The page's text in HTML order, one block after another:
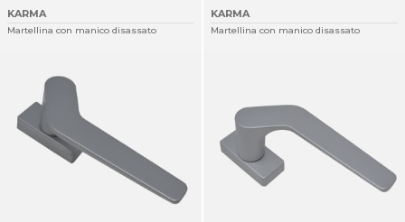
KARMA
Martellina con manico disassato
KARMA
Martellina con manico disassato